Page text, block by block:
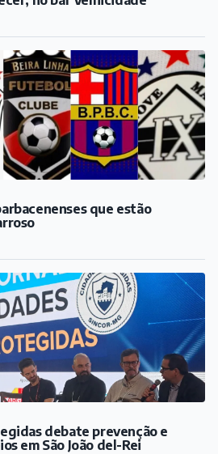
que estão
debate prevenção e
em São João del-Rei